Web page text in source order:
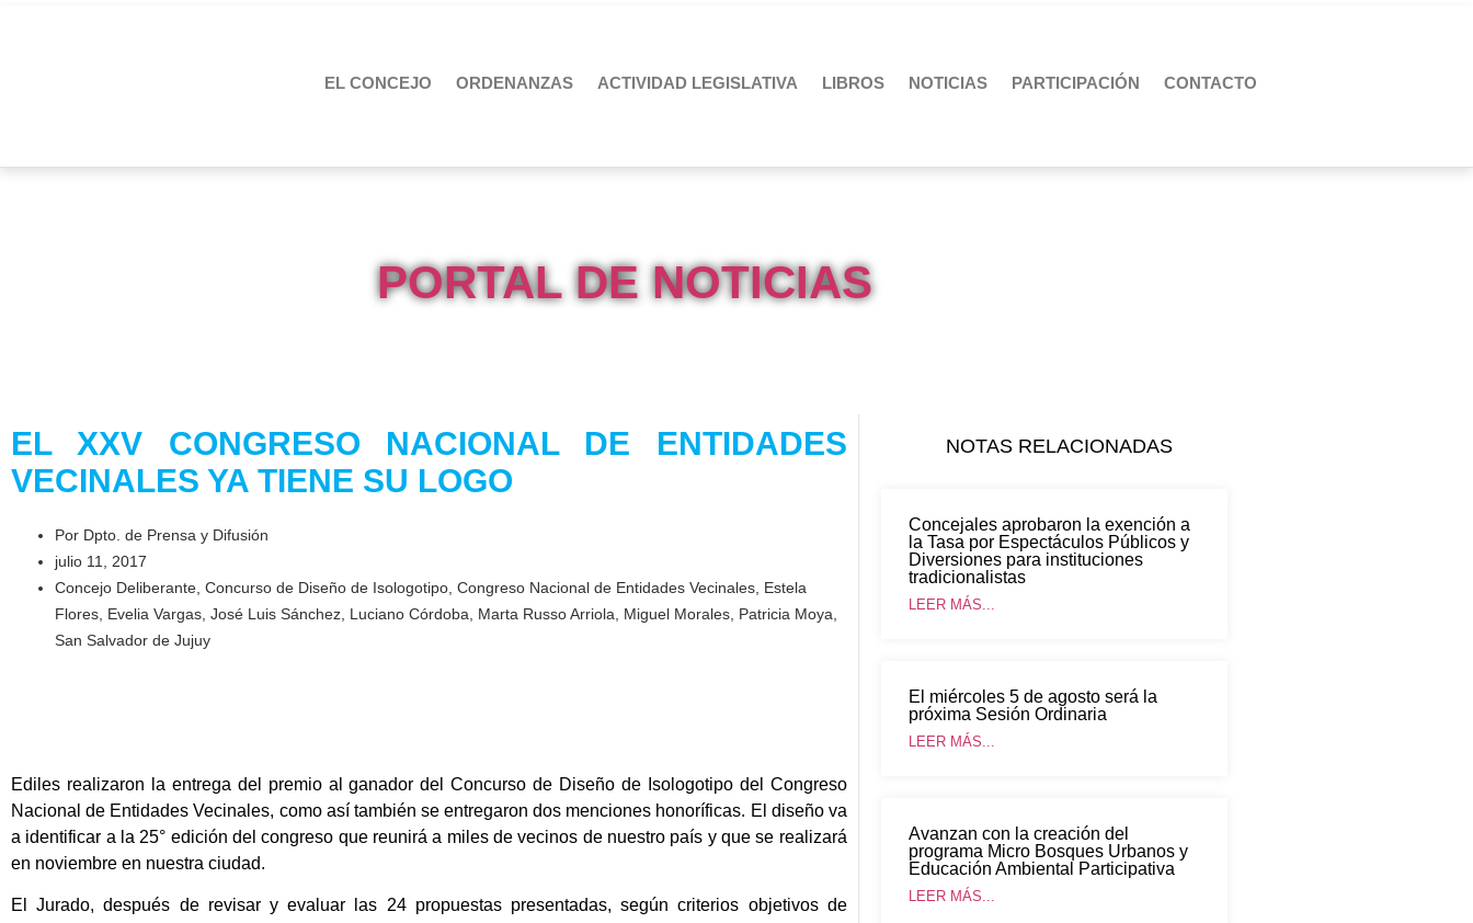
EL CONCEJO ORDENANZAS ACTIVIDAD LEGISLATIVA LIBROS NOTICIAS PARTICIPACIÓN CONTACTO
PORTAL DE NOTICIAS
EL XXV CONGRESO NACIONAL DE ENTIDADES
VECINALES YA TIENE SU LOGO
Por Dpto. de Prensa y Difusión
julio 11, 2017
Concejo Deliberante Concurso de Diseño de Isologotipo Congreso Nacional de Entidades Vecinales Estela
Flores Evelia Vargas José Luis Sánchez Luciano Córdoba Marta Russo Arriola Miguel Morales Patricia Moya
San Salvador de Jujuy
Ediles realizaron la entrega del premio al ganador del Concurso de Diseño de Isologotipo del Congreso
Nacional de Entidades Vecinales, como así también se entregaron dos menciones honoríficas. El diseño va
a identificar a la 25° edición del congreso que reunirá a miles de vecinos de nuestro país y que se realizará
en noviembre en nuestra ciudad.
El Jurado, después de revisar y evaluar las 24 propuestas presentadas, según criterios objetivos de
NOTAS RELACIONADAS
Concejales aprobaron la exención a
la Tasa por Espectáculos Públicos y
Diversiones para instituciones
tradicionalistas
LEER MÁS...
El miércoles 5 de agosto será la
próxima Sesión Ordinaria
LEER MÁS...
Avanzan con la creación del
programa Micro Bosques Urbanos y
Educación Ambiental Participativa
LEER MÁS...